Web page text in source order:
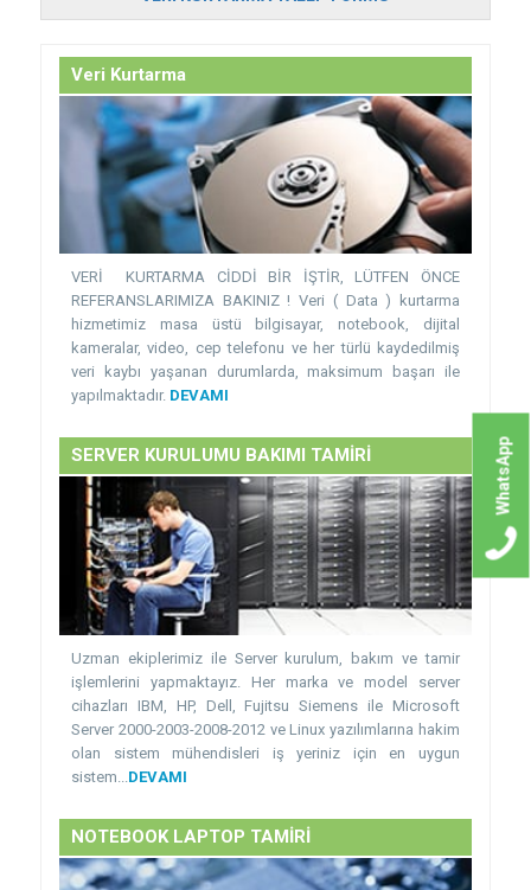
Veri Kurtarma
VERİ KURTARMA CİDDİ BİR İŞTİR, LÜTFEN ÖNCE
REFERANSLARIMIZA BAKINIZ ! Veri ( Data ) kurtarma
hizmetimiz masa üstü bilgisayar, notebook, dijital
kameralar, video, cep telefonu ve her türlü kaydedilmiş
veri kaybı yaşanan durumlarda, maksimum başarı ile
yapılmaktadır. DEVAMI
SERVER KURULUMU BAKIMI TAMİRİ
Uzman ekiplerimiz ile Server kurulum, bakım ve tamir
işlemlerini yapmaktayız. Her marka ve model server
cihazları IBM, HP, Dell, Fujitsu Siemens ile Microsoft
Server 2000-2003-2008-2012 ve Linux yazılımlarına hakim
olan sistem mühendisleri iş yeriniz için en uygun
sistem... DEVAMI
NOTEBOOK LAPTOP TAMİRİ
WhatsApp